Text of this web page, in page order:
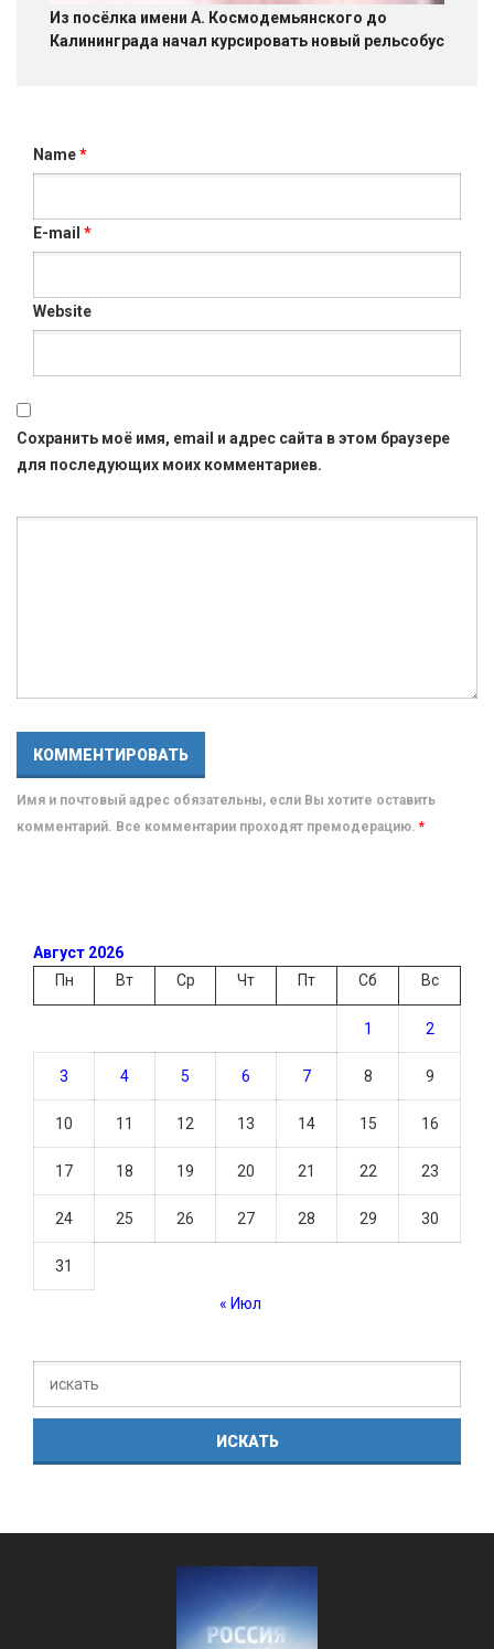
Из посёлка имени А. Космодемьянского до
Калининграда начал курсировать новый рельсобус
Name*
E-mail *
Website
Сохранить моё имя, email и адрес сайта в этом браузере
для последующих моих комментариев.
Имя и почтовый адрес обязательны, если Вы хотите оставить
комментарий. Все комментарии проходят премодерацию. *
Август 2026
Пн
Вт Ср Чт Пт Сб Вс
1 2
3 4 5 6 7 8 9
10 11 12 13 14 15 16
17 18 19 20 21 22 23
24 25 26 27 28 29 30
31
« Июл